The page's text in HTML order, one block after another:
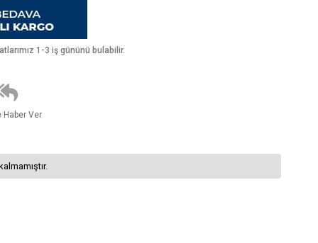
1-3 iş gününü bulabilir.
Haber Ver